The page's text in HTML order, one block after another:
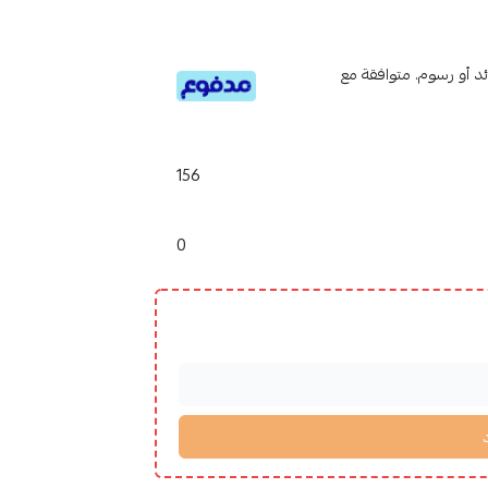
6 دفعات، بدون فوائد أو رسوم. متوافقة مع
156
0